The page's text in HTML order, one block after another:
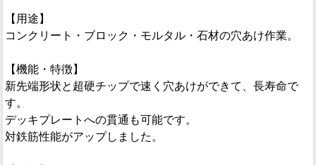
【用途】
コンクリート・ブロック・モルタル・石材の穴あけ作業。
【機能・特徴】
新先端形状と超硬チップで速く穴あけができて、長寿命で
す。
デッキプレートへの貫通も可能です。
対鉄筋性能がアップしました。